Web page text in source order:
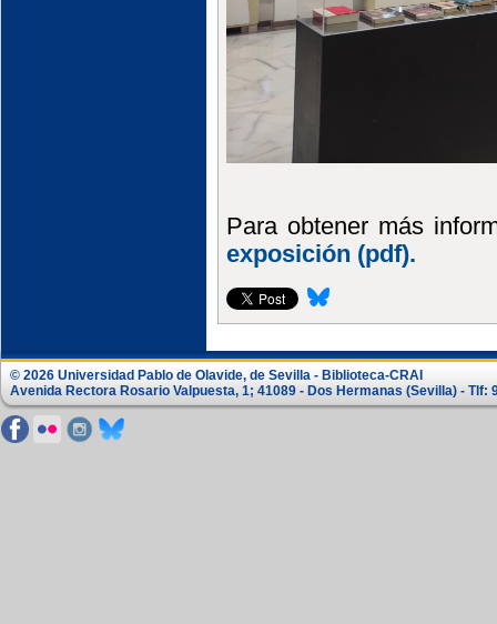
Para obtener más
exposición (pdf).
© 2026 Universidad Pablo de Olavide, de Sevilla - Biblioteca-CRAI
Avenida Rectora Rosario Valpuesta, 1; 41089 - Dos Hermanas (Sevilla) - Tlf: